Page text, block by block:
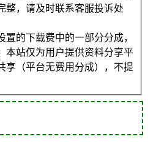
整，请及时联系客服投诉处
的下载费中的一部分分成，
本站仅为用户提供资料分享平
享（平台无费用分成），不提